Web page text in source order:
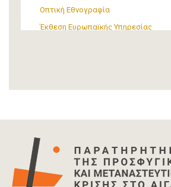
Οπτική Εθνογραφία
Έκθεση Ευρωπαϊκής Υπηρεσίας
Info-graphic
Επιστολή